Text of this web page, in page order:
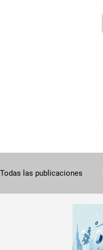
Todas las publicaciones